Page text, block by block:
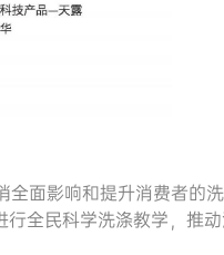
面影响和提升消费者的
全民科学洗涤教学，推